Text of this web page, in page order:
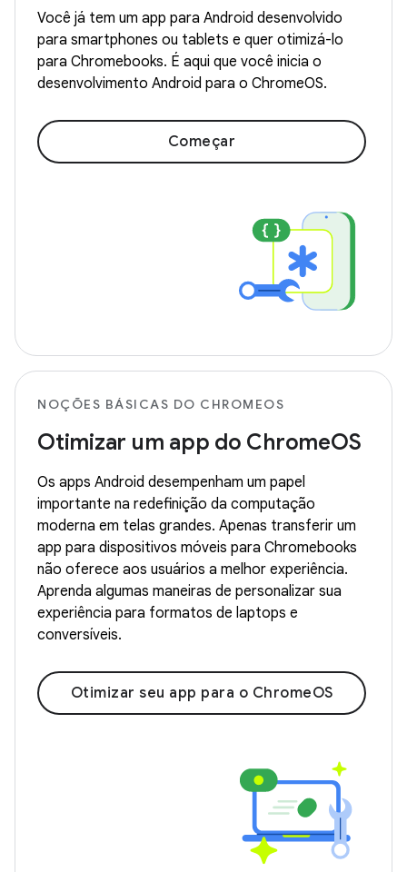
Você já tem um app para Android desenvolvido
para smartphones ou tablets e quer otimizá-lo
para Chromebooks. É aqui que você inicia o
desenvolvimento Android para o ChromeOS.
Começar
NOÇÕES BÁSICAS DO CHROMEOS
Otimizar um app do ChromeOS
Os apps Android desempenham um papel
importante na redefinição da computação
moderna em telas grandes. Apenas transferir um
app para dispositivos móveis para Chromebooks
não oferece aos usuários a melhor experiência.
Aprenda algumas maneiras de personalizar sua
experiência para formatos de laptops e
conversíveis.
Otimizar seu app para o ChromeOS